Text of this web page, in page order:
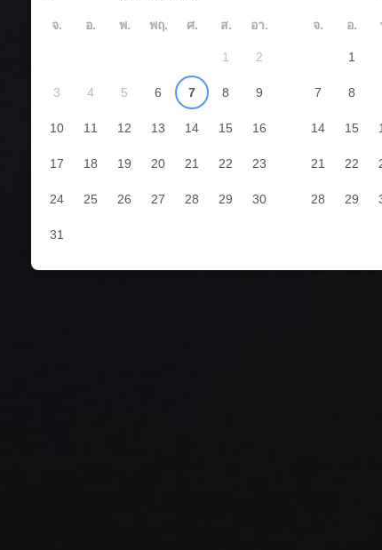
จ. อ. พ. พฤ. ศ. ส. อา.
1 2
3 4 5 6 7 8 9
10 11 12 13 14 15 16
17 18 19 20 21 22 23
24 25 26 27 28 29 30
31
จ. อ.
1
7 8
14 15
21 22
28 29